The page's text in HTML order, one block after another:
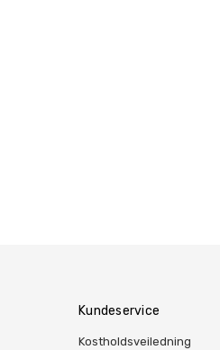
Kundeservice
Kostholdsveiledning